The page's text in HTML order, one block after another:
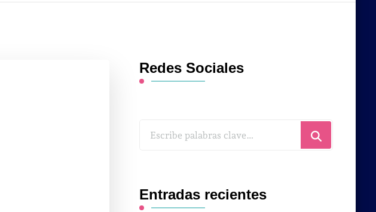
Redes Sociales
¿Buscas
Entradas recientes